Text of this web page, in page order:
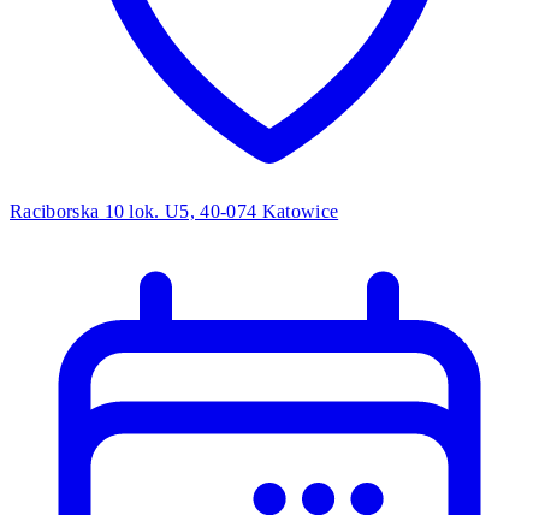
Raciborska 10 lok. U5, 40-074 Katowice